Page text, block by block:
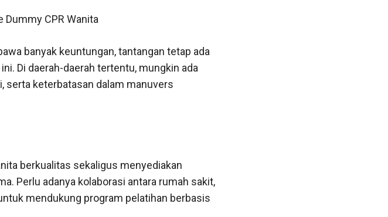
Dummy CPR Wanita
banyak keuntungan, tantangan tetap ada
Di daerah-daerah tertentu, mungkin ada
serta keterbatasan dalam manuvers
berkualitas sekaligus menyediakan
Perlu adanya kolaborasi antara rumah sakit,
mendukung program pelatihan berbasis